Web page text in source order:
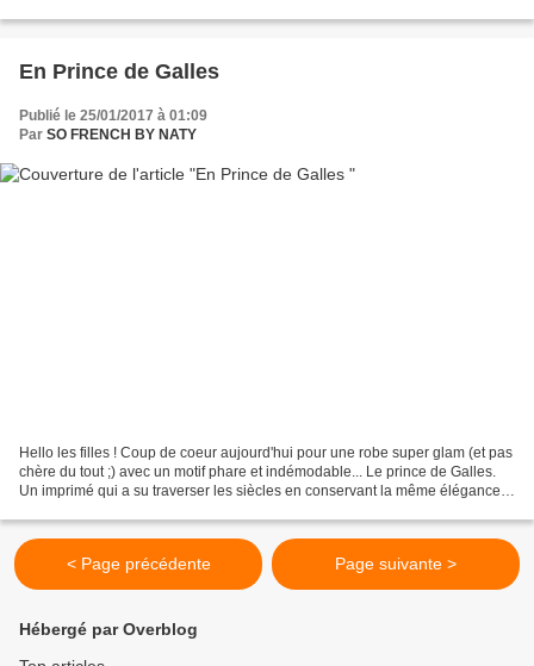
En Prince de Galles
Publié le 25/01/2017 à 01:09
Par SO FRENCH BY NATY
Hello les filles ! Coup de coeur aujourd'hui pour une robe super glam (et pas
chère du tout ;) avec un motif phare et indémodable... Le prince de Galles.
Un imprimé qui a su traverser les siècles en conservant la même élégance.
< Page précédente Page suivante >
Hébergé par Overblog